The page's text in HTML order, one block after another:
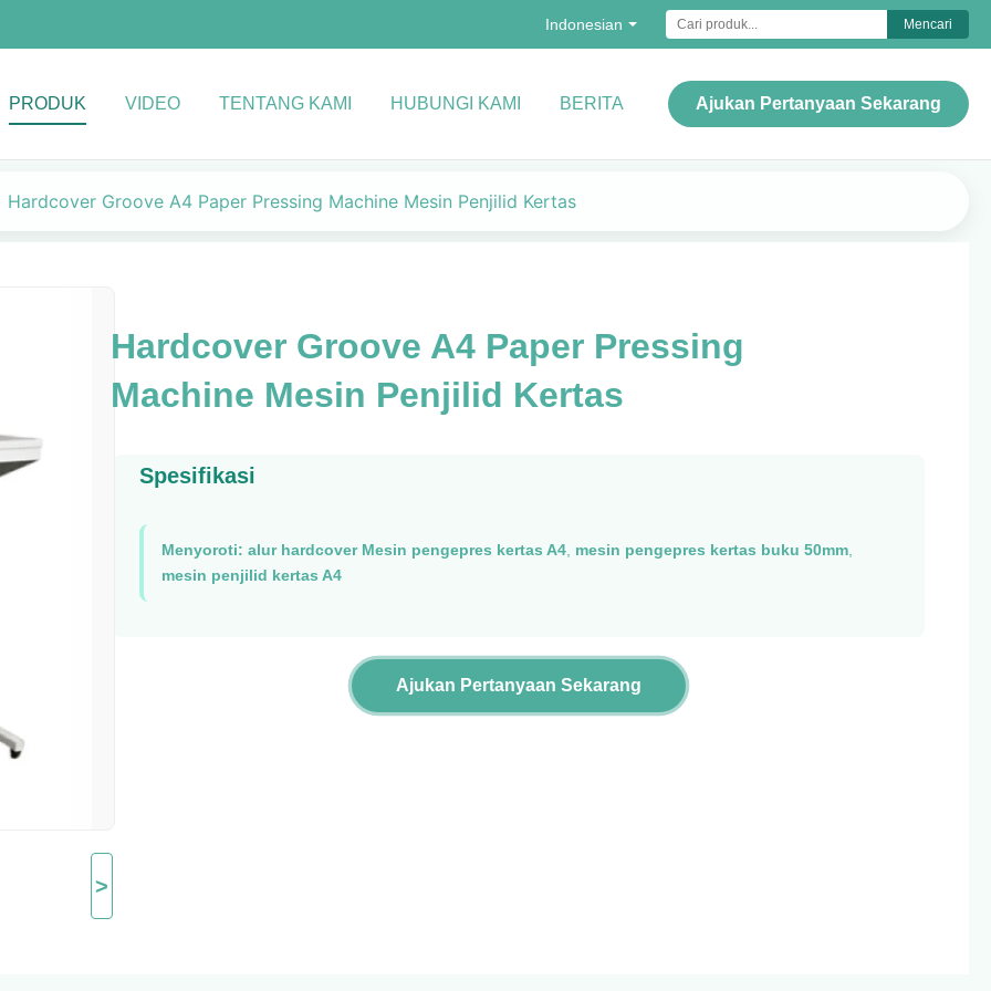
Indonesian Mencari
PRODUK VIDEO TENTANG KAMI HUBUNGI KAMI BERITA Ajukan Pertanyaan Sekarang
Hardcover Groove A4 Paper Pressing Machine Mesin Penjilid Kertas
>
Hardcover Groove A4 Paper Pressing
Machine Mesin Penjilid Kertas
Spesifikasi
Menyoroti: alur hardcover Mesin pengepres kertas A4, mesin pengepres kertas buku 50mm,
mesin penjilid kertas A4
Ajukan Pertanyaan Sekarang